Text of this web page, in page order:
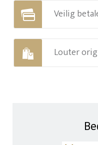
Veilig
Louter